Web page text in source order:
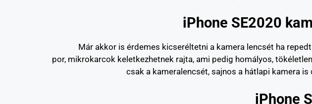
iPhone SE2020
Már akkor is érdemes kicseréltetni a kamera lencsét ha
por, mikrokarcok keletkezhetnek rajta, ami pedig homályos,
csak a kameralencsét, sajnos a hátlapi kamera
iPhone